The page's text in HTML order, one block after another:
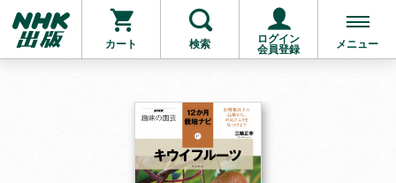
カート 検索
ログイン
会員登録
メニュー
お支払いに進む